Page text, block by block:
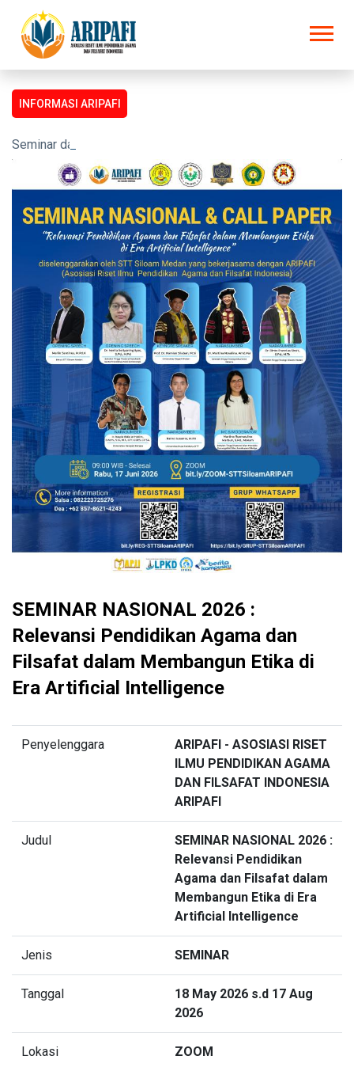
INFORMASI ARIPAFI
Seminar dan Prosiding untuk semua kalangan
SEMINAR NASIONAL 2026 :
Relevansi Pendidikan Agama dan
Filsafat dalam Membangun Etika di
Era Artificial Intelligence
Penyelenggara
ARIPAFI - ASOSIASI RISET
ILMU PENDIDIKAN AGAMA
DAN FILSAFAT INDONESIA
ARIPAFI
Judul
SEMINAR NASIONAL 2026 :
Relevansi Pendidikan
Agama dan Filsafat dalam
Membangun Etika di Era
Artificial Intelligence
Jenis SEMINAR
Tanggal
18 May 2026 s.d 17 Aug
2026
Lokasi ZOOM